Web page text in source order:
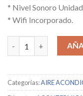
* Nivel Sonoro
* Wifi Incorporado.
JOHNSON /
Categorías:AIRE